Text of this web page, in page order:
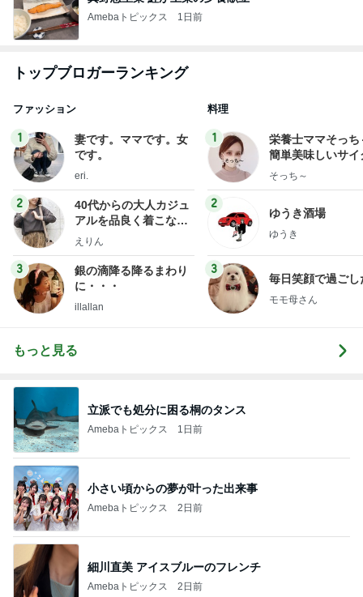
Amebaトピックス 1日前
トップブロガーランキング
ファッション
1
妻です。ママです。女
です。
eri.
2
40代からの大人カジュ
アルを品良く着こなす
ファッションブログ
えりん
3
銀の滴降る降るまわり
に・・・
illallan
料理
1
栄養士ママそっち
簡単美味しいサイ
献立
そっち～
2
ゆうき酒場
ゆうき
3
毎日笑顔で過ごし
モモ母さん
もっと見る
立派でも処分に困る桐のタンス
Amebaトピックス 1日前
小さい頃からの夢が叶った出来事
Amebaトピックス 2日前
細川直美 アイスブルーのフレンチ
Amebaトピックス 2日前